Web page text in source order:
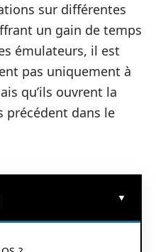
sur différentes
un gain de temps
émulateurs, il est
pas uniquement à
qu’ils ouvrent la
précédent dans le